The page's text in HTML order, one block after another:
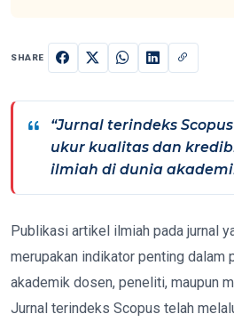
SHARE
“Jurnal terindeks
ukur kualitas dan
ilmiah di dunia
Publikasi artikel ilmiah pada jurnal
merupakan indikator penting dalam
akademik dosen, peneliti, maupun
Jurnal terindeks Scopus telah